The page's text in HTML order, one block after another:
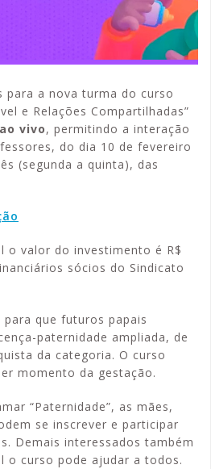
para a nova turma do curso
e Relações Compartilhadas”
vivo, permitindo a interação
do dia 10 de fevereiro
(segunda a quinta), das
o valor do investimento é R$
sócios do Sindicato
que futuros papais
paternidade ampliada, de
da categoria. O curso
momento da gestação.
“Paternidade”, as mães,
se inscrever e participar
Demais interessados também
o curso pode ajudar a todos.